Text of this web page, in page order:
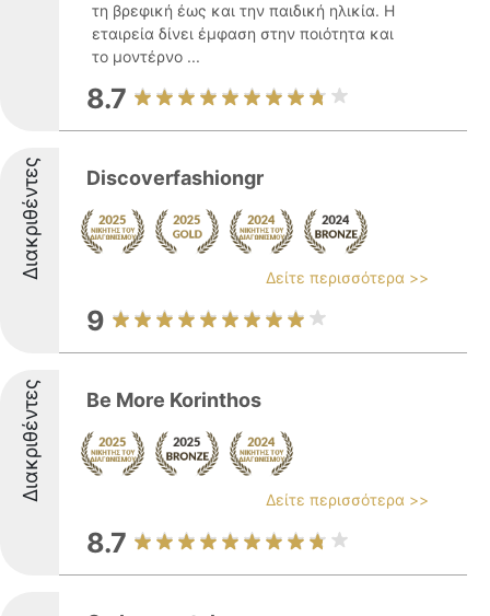
τη βρεφική έως και την παιδική ηλικία. Η
εταιρεία δίνει έμφαση στην ποιότητα και
το μοντέρνο ...
8.7
Διακριθέντες Discoverfashiongr
Δείτε περισσότερα >>
9
Διακριθέντες Be More Korinthos
Δείτε περισσότερα >>
8.7